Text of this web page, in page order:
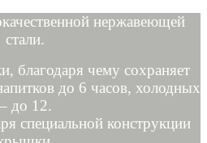
нержавеющей
стали.
благодаря чему сохраняет
до 6 часов, холодных
– до 12.
специальной конструкции